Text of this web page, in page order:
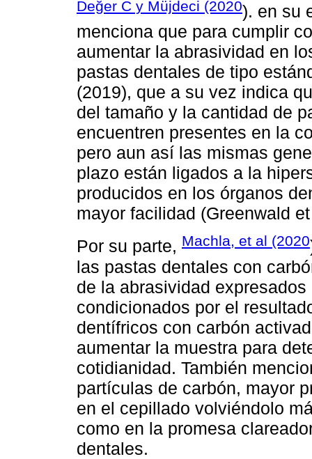
Değer C y Müjdeci (2020). en su
menciona que para cumplir
aumentar la abrasividad en
pastas dentales de tipo
(2019), que a su vez indica
del tamaño y la cantidad de
encuentren presentes en la
pero aun así las mismas
plazo están ligados a la
producidos en los órganos
mayor facilidad (Greenwald
Por su parte, Machla, et al (2020
las pastas dentales con
de la abrasividad
condicionados por el
dentífricos con carbón
aumentar la muestra para
cotidianidad. También
partículas de carbón, mayor
en el cepillado volviéndolo
como en la promesa
dentales.